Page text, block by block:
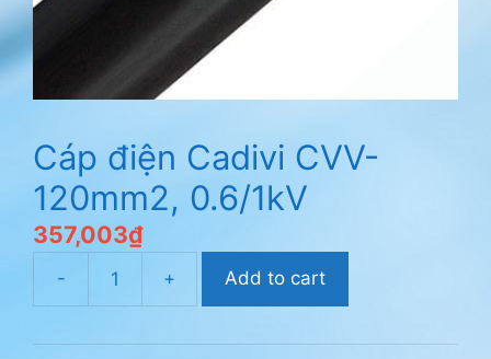
Cáp điện Cadivi CVV-
120mm2, 0.6/1kV
357,003₫
-
Cáp
Cadivi
+ Add to cart